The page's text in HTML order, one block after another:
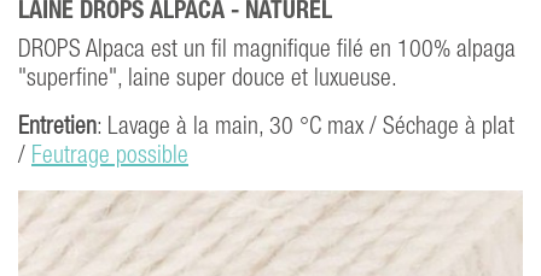
LAINE DROPS ALPACA - NATUREL
DROPS Alpaca est un fil magnifique filé en 100% alpaga
"superfine", laine super douce et luxueuse.
Entretien: Lavage à la main, 30 °C max / Séchage à plat
/ Feutrage possible